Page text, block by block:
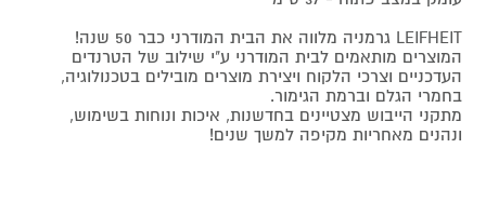
LEIFHEIT גרמניה מלווה את הבית המודרני כבר 50 שנה!
המוצרים מותאמים לבית המודרני ע"י שילוב של הטרנדים
העדכניים וצרכי הלקוח ויצירת מוצרים מובילים בטכנולוגיה,
בחמרי הגלם וברמת הגימור.
מתקני הייבוש מצטיינים בחדשנות, איכות ונוחות בשימוש,
ונהנים מאחריות מקיפה למשך שנים!